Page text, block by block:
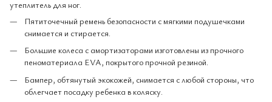
утеплитель для ног.
Пятиточечный ремень безопасности с мягкими подушечками
снимается и стирается.​
Большие колеса с амортизаторами изготовлены из прочного
пеноматериала EVA, покрытого прочной резиной.
Бампер, обтянутый экокожей, снимается с любой стороны, что
облегчает посадку ребенка в коляску.